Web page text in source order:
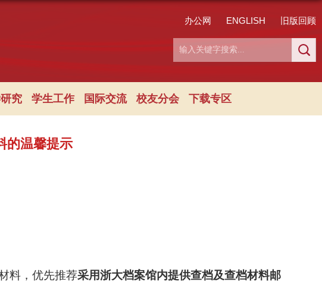
办公网 ENGLISH 旧版回顾
究 学生工作 国际交流 校友分会 下载专区
的温馨提示
料，优先推荐采用浙大档案馆内提供查档及查档材料邮